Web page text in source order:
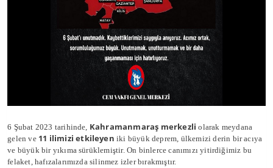
6 Şubat 2023 tarihinde, Kahramanmaraş merkezli olarak meydana
gelen ve 11 ilimizi etkileyen iki büyük deprem, ülkemizi derin bir acıya
ve büyük bir yıkıma sürüklemiştir. On binlerce canımızı yitirdiğimiz bu
felaket, hafızalarımızda silinmez izler bırakmıştır.